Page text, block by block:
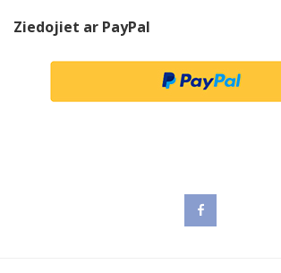
Ziedojiet ar PayPal